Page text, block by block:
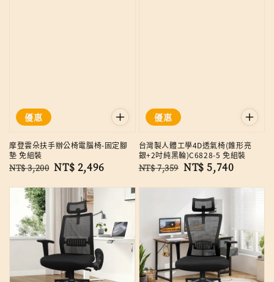
優惠
摩登雲朵扶手辦公椅電腦椅-固定腳
墊 免組裝
Regular
NT$ 3,200 Sale
NT$ 2,496
優惠
台灣製人體工學4D透氣椅(錐形亮
銀+2吋純黑輪)C6828-5 免組裝
Regular
NT$ 7,359 Sale
NT$ 5,740